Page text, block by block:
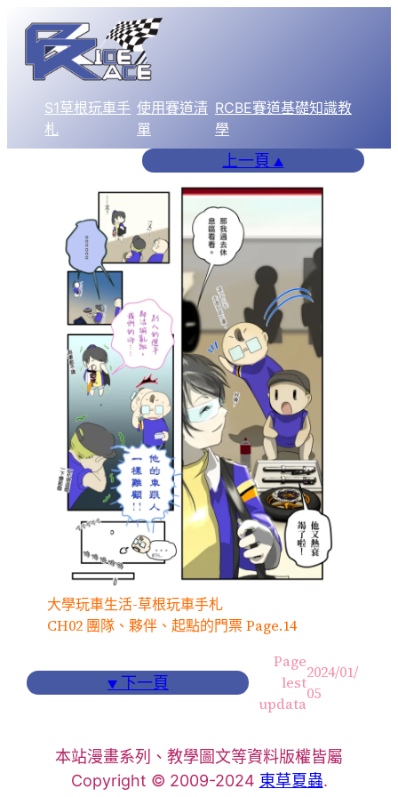
S1草根玩車手
札
使用賽道清
單
RCBE賽道基礎知識教
學
上一頁▲
大學玩車生活-草根玩車手札
CH02 團隊、夥伴、起點的門票 Page.14
▼下一頁
Page
lest
updata
2024/01/
05
本站漫畫系列、教學圖文等資料版權皆屬
Copyright © 2009-2024 東草夏蟲.